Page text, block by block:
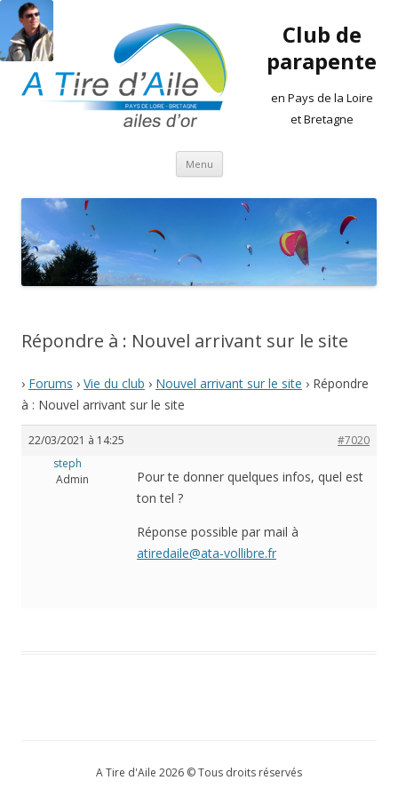
Club de
parapente
en Pays de la Loire
et Bretagne
Menu Aller
contenu
Répondre à : Nouvel arrivant sur le site
› Forums › Vie du club › Nouvel arrivant sur le site › Répondre
à : Nouvel arrivant sur le site
22/03/2021 à 14:25
#7020
steph
Admin
Pour te donner quelques infos, quel est
ton tel ?
Réponse possible par mail à
atiredaile@ata-vollibre.fr
A Tire d'Aile 2026 © Tous droits réservés